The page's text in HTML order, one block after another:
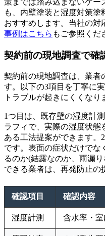
も、内壁塗装と湿度対策
おすすめします。当社の対
事例はこちら もご参照くだ
契約前の現地調査で確
契約前の現地調査は、業者
す。以下の3項目を丁寧に
トラブルが起きにくくなり
1つ目は、既存壁の湿度計
ラフィで、実際の湿度状態
ある工法提案ができます。
です。表面の症状だけでな
るのか(結露なのか、雨漏
できる業者は、再発防止の
確認項目 確認内容
湿度計測 含水率・